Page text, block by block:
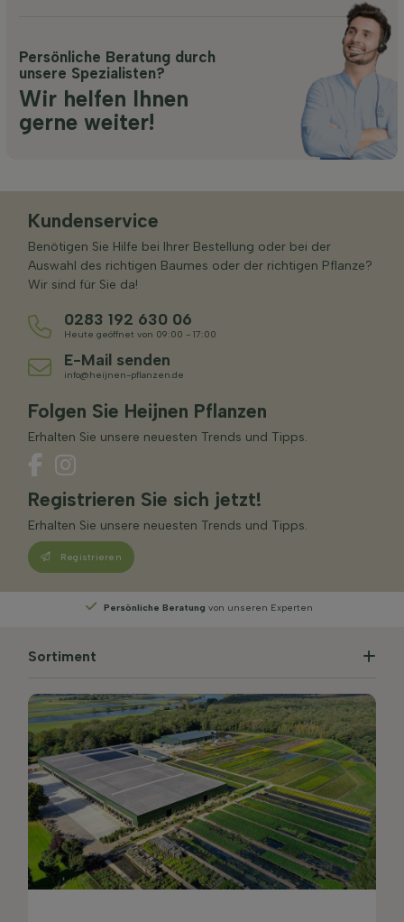
Persönliche Beratung durch
unsere Spezialisten?
Wir helfen Ihnen
gerne weiter!
Kundenservice
Benötigen Sie Hilfe bei Ihrer Bestellung oder bei der
Auswahl des richtigen Baumes oder der richtigen Pflanze?
Wir sind für Sie da!
0283 192 630 06
Heute geöffnet von 09:00 - 17:00
E-Mail senden
info@heijnen-pflanzen.de
Folgen Sie Heijnen Pflanzen
Erhalten Sie unsere neuesten Trends und Tipps.
Registrieren Sie sich jetzt!
Erhalten Sie unsere neuesten Trends und Tipps.
Registrieren
WählenSie Ihre Lieferwoche
Sortiment